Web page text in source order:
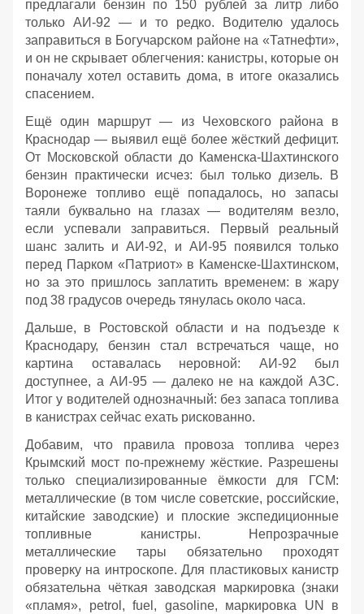
предлагали бензин по 150 рублей за литр либо
только АИ‑92 — и то редко. Водителю удалось
заправиться в Богучарском районе на «Татнефти»,
и он не скрывает облегчения: канистры, которые он
поначалу хотел оставить дома, в итоге оказались
спасением.
Ещё один маршрут — из Чеховского района в
Краснодар — выявил ещё более жёсткий дефицит.
От Московской области до Каменска‑Шахтинского
бензин практически исчез: был только дизель. В
Воронеже топливо ещё попадалось, но запасы
таяли буквально на глазах — водителям везло,
если успевали заправиться. Первый реальный
шанс залить и АИ‑92, и АИ‑95 появился только
перед Парком «Патриот» в Каменске‑Шахтинском,
но за это пришлось заплатить временем: в жару
под 38 градусов очередь тянулась около часа.
Дальше, в Ростовской области и на подъезде к
Краснодару, бензин стал встречаться чаще, но
картина оставалась неровной: АИ‑92 был
доступнее, а АИ‑95 — далеко не на каждой АЗС.
Итог у водителей однозначный: без запаса топлива
в канистрах сейчас ехать рискованно.
Добавим, что правила провоза топлива через
Крымский мост по‑прежнему жёсткие. Разрешены
только специализированные ёмкости для ГСМ:
металлические (в том числе советские, российские,
китайские заводские) и плоские экспедиционные
топливные канистры. Непрозрачные
металлические тары обязательно проходят
проверку на интроскопе. Для пластиковых канистр
обязательна чёткая заводская маркировка (знаки
«пламя», petrol, fuel, gasoline, маркировка UN в